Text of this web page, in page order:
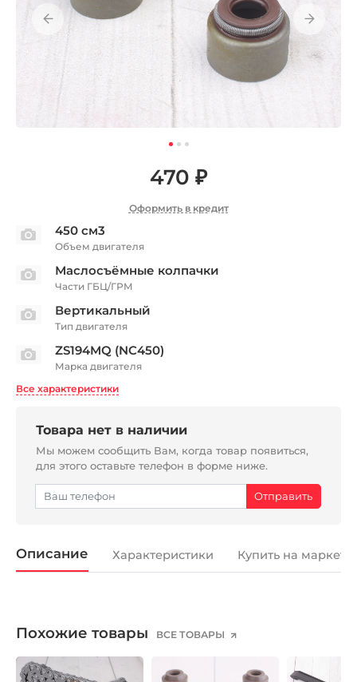
470 ₽
Оформить в кредит
450 см3
Объем двигателя
Маслосъёмные колпачки
Части ГБЦ/ГРМ
Вертикальный
Тип двигателя
ZS194MQ (NC450)
Марка двигателя
Все характеристики
Товара нет в наличии
Мы можем сообщить Вам, когда товар появиться,
для этого оставьте телефон в форме ниже.
Описание Характеристики Купить на
Похожие товары ВСЕ ТОВАРЫ